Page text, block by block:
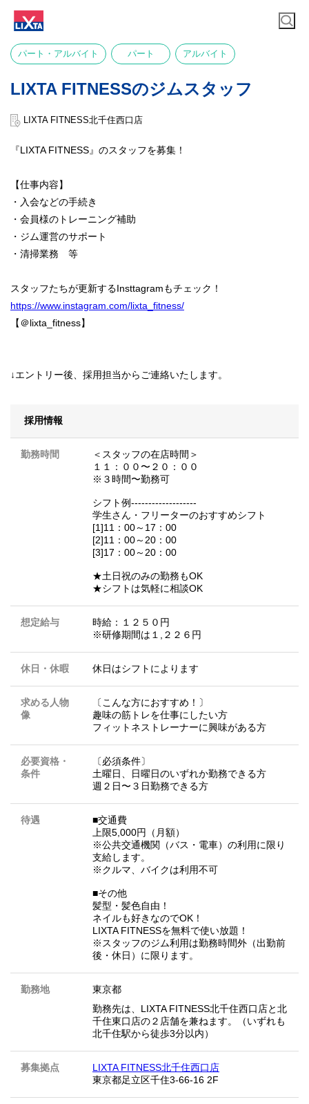
パート・アルバイト パート アルバイト
LIXTA FITNESSのジムスタッフ
LIXTA FITNESS北千住西口店
『LIXTA FITNESS』のスタッフを募集！
【仕事内容】
・入会などの手続き
・会員様のトレーニング補助
・ジム運営のサポート
・清掃業務 等
スタッフたちが更新するInsttagramもチェック！
https://www.instagram.com/lixta_fitness/
【＠lixta_fitness】
↓エントリー後、採用担当からご連絡いたします。
採用情報
勤務時間
＜スタッフの在店時間＞
１１：００〜２０：００
※３時間〜勤務可
シフト例-------------------
学生さん・フリーターのおすすめシフト
[1]11：00～17：00
[2]11：00～20：00
[3]17：00～20：00
★土日祝のみの勤務もOK
★シフトは気軽に相談OK
想定給与
時給：１２５０円
※研修期間は１,２２６円
休日・休暇 休日はシフトによります
求める人物
像
〔こんな方におすすめ！〕
趣味の筋トレを仕事にしたい方
フィットネストレーナーに興味がある方
必要資格・
条件
〔必須条件〕
土曜日、日曜日のいずれか勤務できる方
週２日〜３日勤務できる方
待遇
■交通費
上限5,000円（月額）
※公共交通機関（バス・電車）の利用に限り
支給します。
※クルマ、バイクは利用不可
■その他
髪型・髪色自由！
ネイルも好きなのでOK！
LIXTA FITNESSを無料で使い放題！
※スタッフのジム利用は勤務時間外（出勤前
後・休日）に限ります。
勤務地
東京都
勤務先は、LIXTA FITNESS北千住西口店と北
千住東口店の２店舗を兼ねます。（いずれも
北千住駅から徒歩3分以内）
募集拠点
LIXTA FITNESS北千住西口店
東京都足立区千住3-66-16 2F